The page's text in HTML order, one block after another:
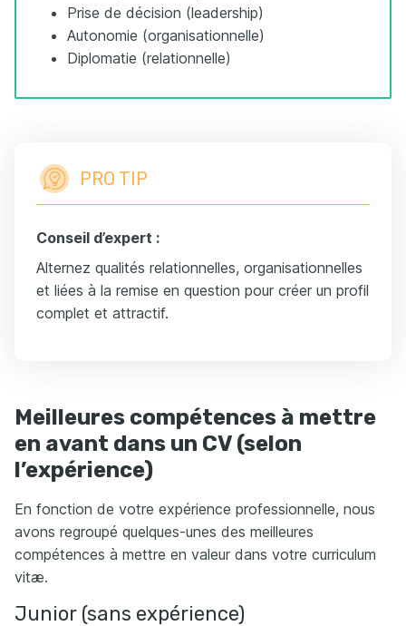
Prise de décision (leadership)
Autonomie (organisationnelle)
Diplomatie (relationnelle)
PRO TIP
Conseil d’expert :
Alternez qualités relationnelles, organisationnelles
et liées à la remise en question pour créer un profil
complet et attractif.
Meilleures compétences à mettre
en avant dans un CV (selon
l’expérience)
En fonction de votre expérience professionnelle, nous
avons regroupé quelques-unes des meilleures
compétences à mettre en valeur dans votre curriculum
vitæ.
Junior (sans expérience)